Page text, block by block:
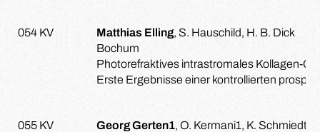
054 KV Matthias Elling, S. Hauschild, H. B. Dick
Bochum
Photorefraktives intrastromales Kollagen-
Erste Ergebnisse einer kontrollierten
055 KV Georg Gerten1, O. Kermani1, K.